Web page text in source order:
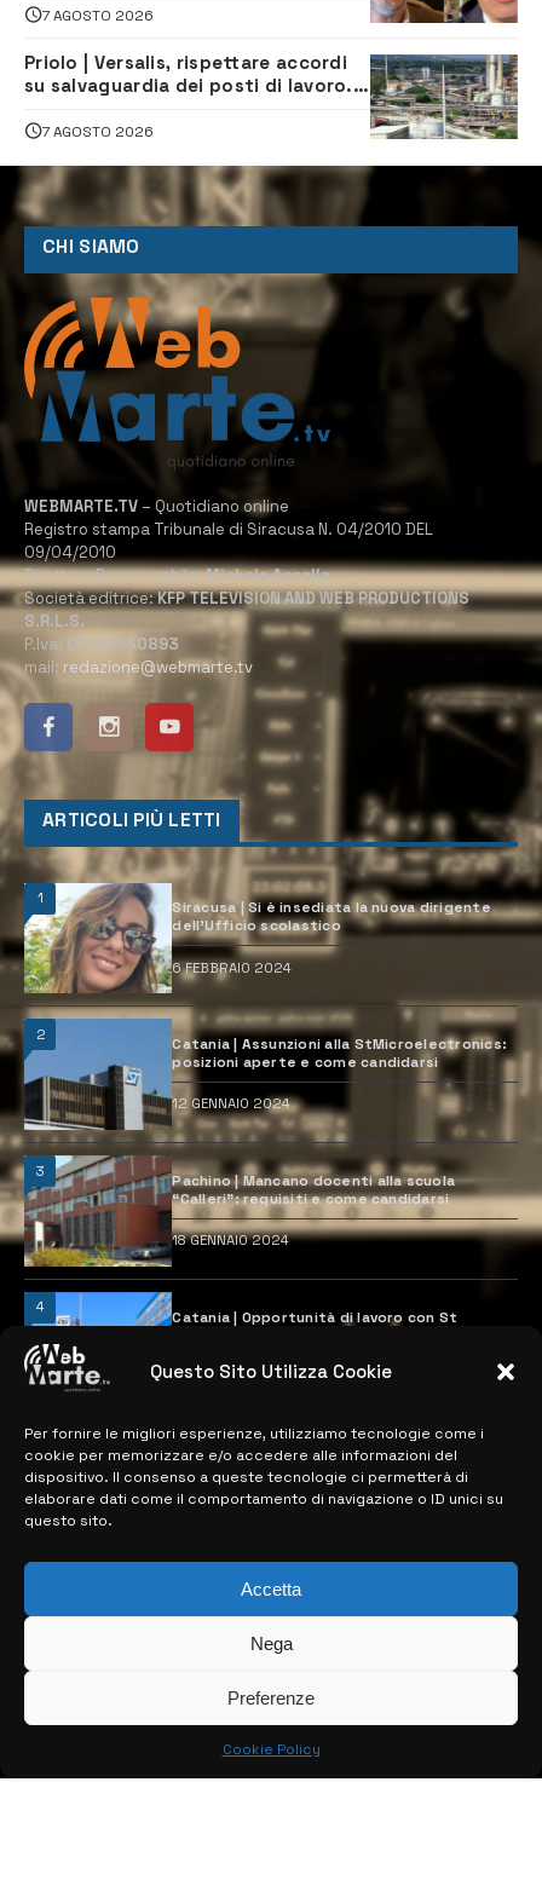
Questo Sito Utilizza Cookie
Per fornire le migliori esperienze, utilizziamo tecnologie come i
cookie per memorizzare e/o accedere alle informazioni del
dispositivo. Il consenso a queste tecnologie ci permetterà di
elaborare dati come il comportamento di navigazione o ID unici su
questo sito.
Accetta
Nega
Preferenze
Cookie Policy
depuratore
7 AGOSTO 2026
Priolo | Versalis, rispettare accordi
su salvaguardia dei posti di lavoro. Il
7 AGOSTO 2026
CHI SIAMO
WEBMARTE.TV – Quotidiano online
Registro stampa Tribunale di Siracusa N. 04/2010 DEL
09/04/2010
Direttore Responsabile:Michele Accolla
Società editrice:KFP TELEVISION AND WEB PRODUCTIONS
S.R.L.S.
P.Iva: 02184950893
mail: redazione@webmarte.tv
ARTICOLI PIÙ LETTI
1
Siracusa | Si è insediata la nuova dirigente
dell’Ufficio scolastico
6 FEBBRAIO 2024
2
Catania | Assunzioni alla StMicroelectronics:
posizioni aperte e come candidarsi
12 GENNAIO 2024
3
Pachino | Mancano docenti alla scuola
“Calleri”: requisiti e come candidarsi
18 GENNAIO 2024
4
Catania | Opportunità di lavoro con St
28 MARZO 2024
MAPPA DEL SITO
> NOTIZIE
> CONTATTI